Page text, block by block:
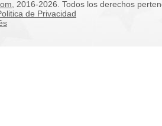
, 2016-2026. Todos los derechos
de Privacidad